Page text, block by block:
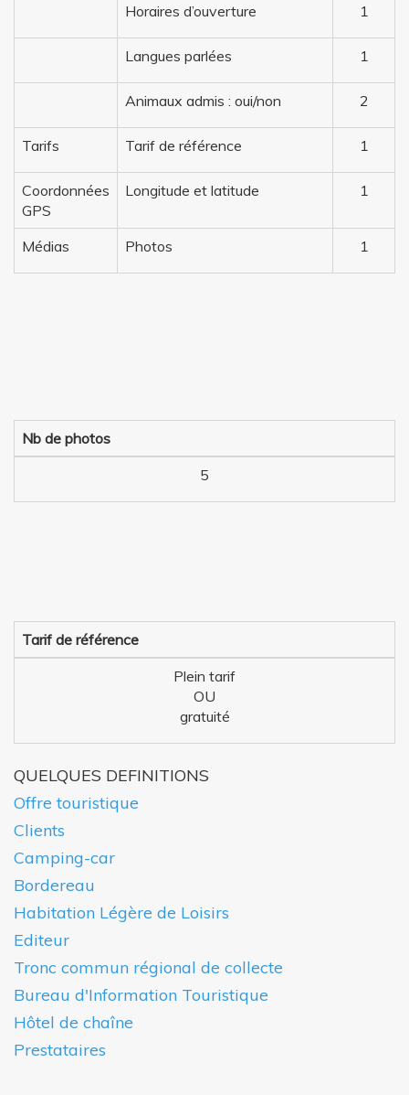
Horaires d’ouverture 1
Langues parlées 1
Animaux admis : oui/non 2
Tarifs Tarif de référence 1
Coordonnées
GPS
Longitude et latitude 1
Médias Photos 1
Nb de photos
5
Tarif de référence
Plein tarif
OU
gratuité
QUELQUES DEFINITIONS
Offre touristique
Clients
Camping-car
Bordereau
Habitation Légère de Loisirs
Editeur
Tronc commun régional de collecte
Bureau d'Information Touristique
Hôtel de chaîne
Prestataires